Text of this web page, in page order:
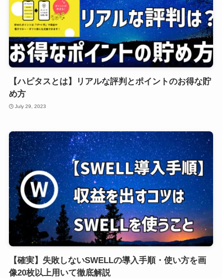
【ハピタスとは】リアルな評判とポイントのお得な貯
め方
July 29, 2023
【確実】失敗しないSWELLの導入手順・使い方を画
像20枚以上用いて徹底解説